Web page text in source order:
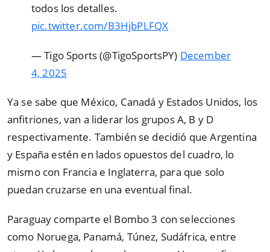
todos los detalles.
pic.twitter.com/B3HjbPLFQX
— Tigo Sports (@TigoSportsPY) December
4, 2025
Ya se sabe que México, Canadá y Estados Unidos, los
anfitriones, van a liderar los grupos A, B y D
respectivamente. También se decidió que Argentina
y España estén en lados opuestos del cuadro, lo
mismo con Francia e Inglaterra, para que solo
puedan cruzarse en una eventual final.
Paraguay comparte el Bombo 3 con selecciones
como Noruega, Panamá, Túnez, Sudáfrica, entre